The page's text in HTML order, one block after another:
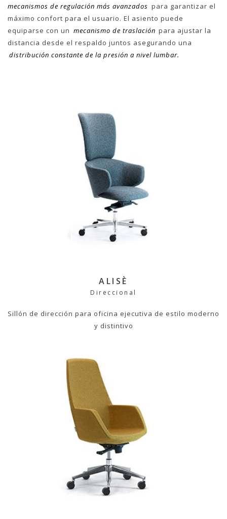
mecanismos de regulación más avanzados para garantizar el
máximo confort para el usuario. El asiento puede
equiparse con un mecanismo de traslación para ajustar la
distancia desde el respaldo juntos asegurando una
distribución constante de la presión a nivel lumbar.
ALISÈ
Direccional
Sillón de dirección para oficina ejecutiva de estilo moderno
y distintivo